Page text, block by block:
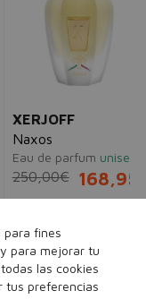
parfum unisex
168,95€
para fines
para mejorar tu
las cookies
tus preferencias